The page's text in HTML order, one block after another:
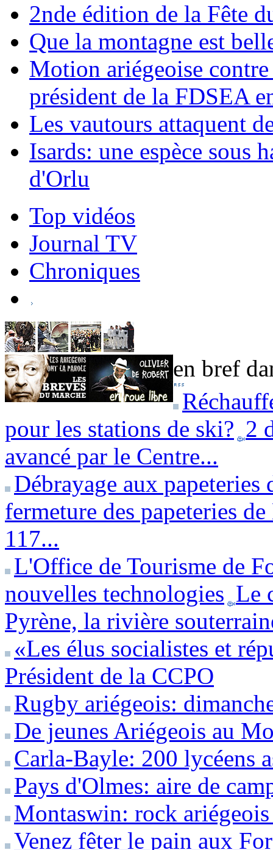
2nde édition de la Fête
Que la montagne est
Motion ariégeoise
président de la FDSEA
Les vautours attaquent
Isards: une espèce sous
d'Orlu
Top vidéos
Journal TV
Chroniques
en bref
pour les stations de ski? 2
avancé par le Centre...
Débrayage aux papeteries
fermeture des papeteries
117...
L'Office de Tourisme de
nouvelles technologies Le
Pyrène, la rivière
«Les élus socialistes et
Président de la CCPO
Rugby ariégeois:
De jeunes Ariégeois au
Carla-Bayle: 200 lycéens
Pays d'Olmes: aire de
Montaswin: rock ariégeois
Venez fêter le pain aux